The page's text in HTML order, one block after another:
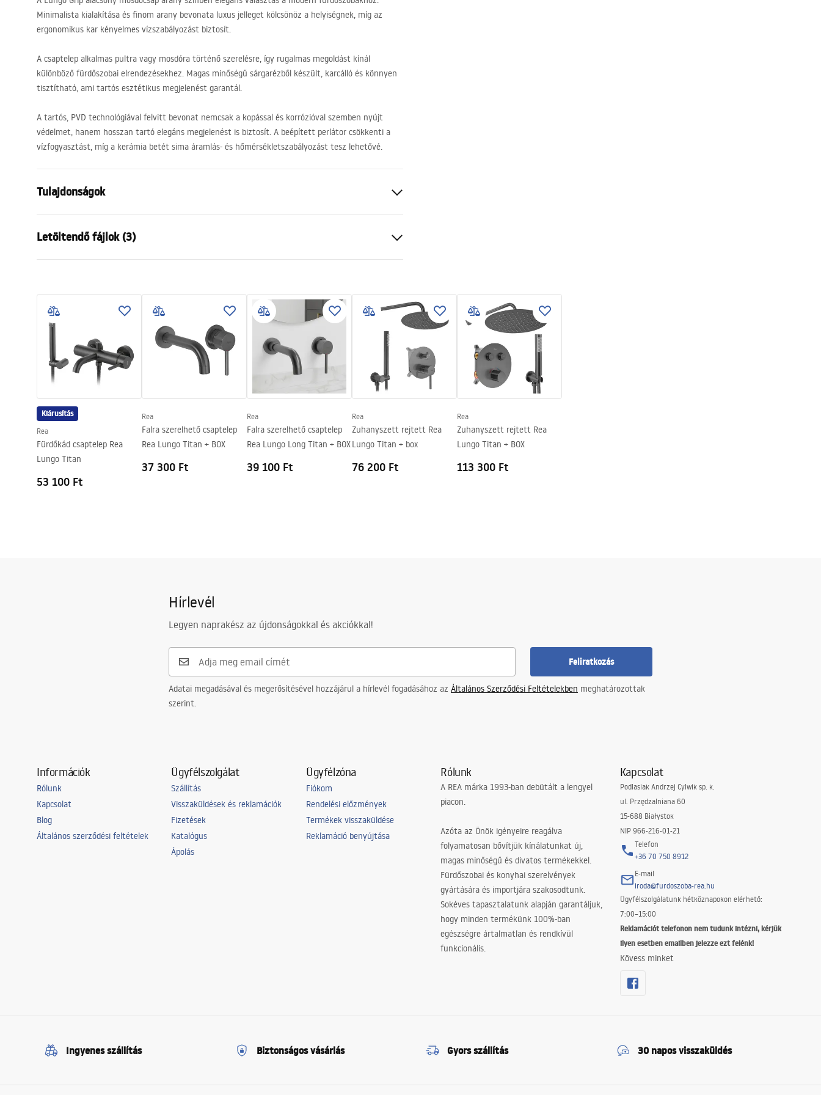
Minimalista kialakítása és finom arany bevonata luxus jelleget kölcsönöz a helyiségnek, míg az
ergonomikus kar kényelmes vízszabályozást biztosít.
A csaptelep alkalmas pultra vagy mosdóra történő szerelésre, így rugalmas megoldást kínál
különböző fürdőszobai elrendezésekhez. Magas minőségű sárgarézből készült, karcálló és könnyen
tisztítható, ami tartós esztétikus megjelenést garantál.
A tartós, PVD technológiával felvitt bevonat nemcsak a kopással és korrózióval szemben nyújt
védelmet, hanem hosszan tartó elegáns megjelenést is biztosít. A beépített perlátor csökkenti a
vízfogyasztást, míg a kerámia betét sima áramlás- és hőmérsékletszabályozást tesz lehetővé.
Tulajdonságok
Felszerelés
Szín
Szálcsiszolt réz
Kifolyó tartomány
mm
165
Bevonási technológia
Csatlakozás átmérője
Garancia
5 Év
Letöltendő fájlok (3)
Warranty_Terms_and_Conditions_
faucet.pdf
Biztonsági információk
Safety_Information_Faucets.pdf
Kiárusítás
Rea
Fürdőkád csaptelep Rea
Lungo Titan
53 100 Ft
Rea
Falra szerelhető csaptelep
Rea Lungo Titan + BOX
37 300 Ft
Rea
Falra szerelhető csaptelep
Rea Lungo Long Titan + BOX
39 100 Ft
Rea
Zuhanyszett rejtett Rea
Lungo Titan + box
76 200 Ft
Rea
Zuhanyszett rejtett Rea
Lungo Titan + BOX
113 300 Ft
Hírlevél
Legyen naprakész az újdonságokkal és akciókkal!
Feliratkozás
Adatai megadásával és megerősítésével hozzájárul a hírlevél fogadásához az Általános Szerződési Feltételekben meghatározottak
szerint.
Információk
Rólunk
Kapcsolat
Blog
Általános szerződési feltételek
Ügyfélszolgálat
Szállítás
Visszaküldések és reklamációk
Fizetések
Katalógus
Ápolás
Ügyfélzóna
Fiókom
Rendelési előzmények
Termékek visszaküldése
Reklamáció benyújtása
Rólunk
A REA márka 1993-ban debütált a lengyel
piacon.
Azóta az Önök igényeire reagálva
folyamatosan bővítjük kínálatunkat új,
magas minőségű és divatos termékekkel.
Fürdőszobai és konyhai szerelvények
gyártására és importjára szakosodtunk.
Sokéves tapasztalatunk alapján garantáljuk,
hogy minden termékünk 100%-ban
egészségre ártalmatlan és rendkívül
funkcionális.
Kapcsolat
Podlasiak Andrzej Cylwik sp. k.
ul. Przędzalniana 60
15-688 Białystok
NIP 966-216-01-21
Telefon
+36 70 750 8912
E-mail
iroda@furdoszoba-rea.hu
Ügyfélszolgálatunk hétköznapokon elérhető:
7:00–15:00
Reklamációt telefonon nem tudunk intézni, kérjük
ilyen esetben emailben jelezze ezt felénk!
Kövess minket
Ingyenes szállítás Biztonságos vásárlás Gyors szállítás 30 napos visszaküldés